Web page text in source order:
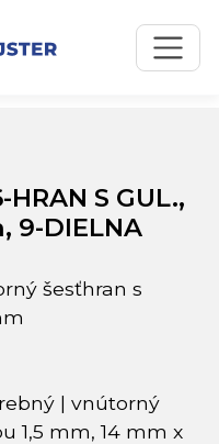
DLHÝ 1,5-10mm, 9-
HRAN S GUL.,
9-DIELNA
šesťhran s
| vnútorný
1,5 mm, 14 mm x